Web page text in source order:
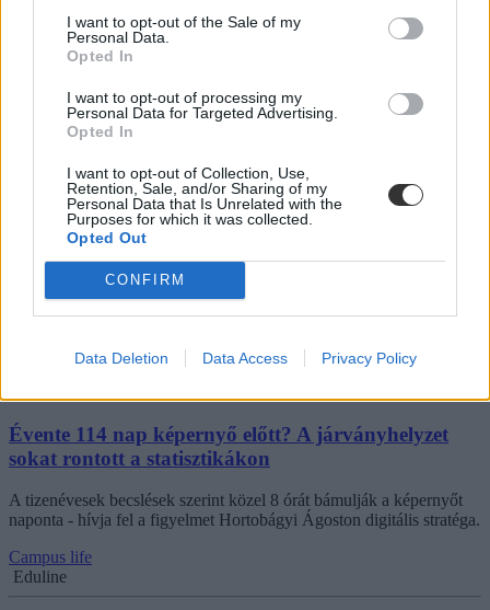
I want to opt-out of the Sale of my
Personal Data.
Opted In
I want to opt-out of processing my
Personal Data for Targeted Advertising.
Opted In
I want to opt-out of Collection, Use,
Retention, Sale, and/or Sharing of my
Personal Data that Is Unrelated with the
Purposes for which it was collected.
Opted Out
CONFIRM
Data Deletion Data Access Privacy Policy
Friss kutatás: a sok képernyőidő rontja a gyerekek
szókincsfejlődését
Sokat romlott a helyzet a koronavírus-járvány alatt.
Campus life
Évente 114 nap képernyő előtt? A járványhelyzet
sokat rontott a statisztikákon
A tizenévesek becslések szerint közel 8 órát bámulják a képernyőt
naponta - hívja fel a figyelmet Hortobágyi Ágoston digitális stratéga.
Campus life
Eduline